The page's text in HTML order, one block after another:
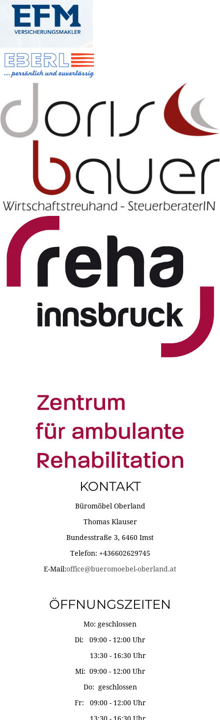
KONTAKT
Büromöbel Oberland
Thomas Klauser
Bundesstraße 3, 6460 Imst
Telefon: +436602629745
E-Mail:office@bueromoebel-oberland.at
ÖFFNUNGSZEITEN
Mo: geschlossen
Di: 09:00 - 12:00 Uhr
13:30 - 16:30 Uhr
Mi: 09:00 - 12:00 Uhr
Do: geschlossen
Fr: 09:00 - 12:00 Uhr